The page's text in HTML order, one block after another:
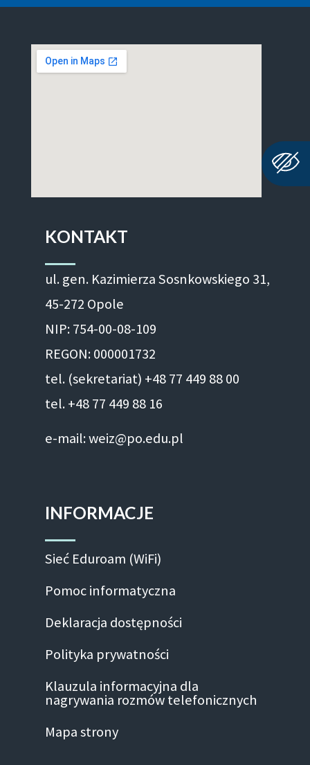
KONTAKT
ul. gen. Kazimierza Sosnkowskiego 31,
45-272 Opole
NIP: 754-00-08-109
REGON: 000001732
tel. (sekretariat) +48 77 449 88 00
tel. +48 77 449 88 16
e-mail: weiz@po.edu.pl
INFORMACJE
Sieć Eduroam (WiFi)
Pomoc informatyczna
Deklaracja dostępności
Polityka prywatności
Klauzula informacyjna dla
nagrywania rozmów telefonicznych
Mapa strony